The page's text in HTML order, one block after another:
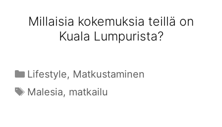
Millaisia kokemuksia teillä on
Kuala Lumpurista?
Kategoriat
Lifestyle, Matkustaminen
Avainsanat
Malesia, matkailu